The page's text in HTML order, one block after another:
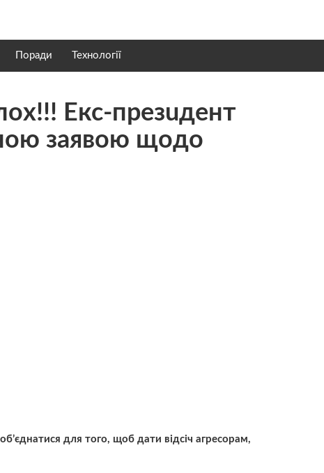
Поради Технології
Екс-пpeзuдeнт
зaявoю щoдo
для того, щоб дати відсіч агресорам,